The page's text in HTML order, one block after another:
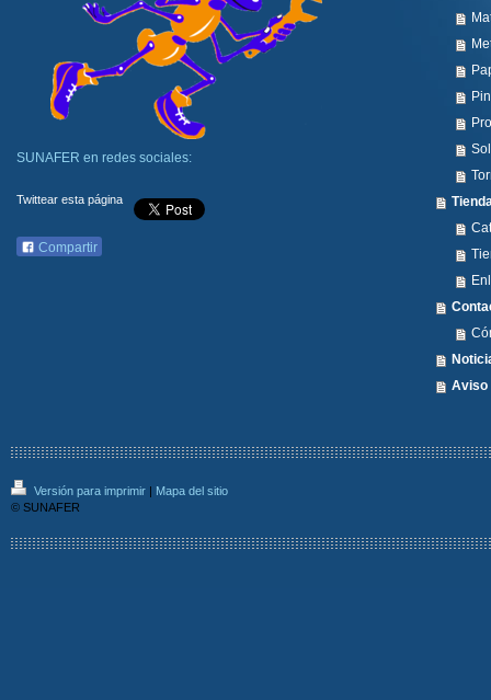
Aviso
SUNAFER en redes sociales:
Twittear esta página
Compartir
Versión para imprimir | Mapa del sitio
© SUNAFER